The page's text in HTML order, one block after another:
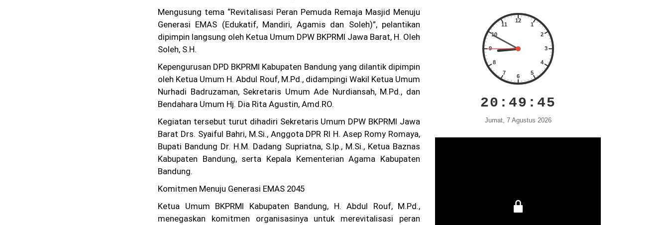
Mengusung tema “Revitalisasi Peran Pemuda Remaja Masjid Menuju
Generasi EMAS (Edukatif, Mandiri, Agamis dan Soleh)”, pelantikan
dipimpin langsung oleh Ketua Umum DPW BKPRMI Jawa Barat, H. Oleh
Soleh, S.H.
Kepengurusan DPD BKPRMI Kabupaten Bandung yang dilantik dipimpin
oleh Ketua Umum H. Abdul Rouf, M.Pd., didampingi Wakil Ketua Umum
Nurhadi Badruzaman, Sekretaris Umum Ade Nurdiansah, M.Pd., dan
Bendahara Umum Hj. Dia Rita Agustin, Amd.RO.
Kegiatan tersebut turut dihadiri Sekretaris Umum DPW BKPRMI Jawa
Barat Drs. Syaiful Bahri, M.Si., Anggota DPR RI H. Asep Romy Romaya,
Bupati Bandung Dr. H.M. Dadang Supriatna, S.Ip., M.Si., Ketua Baznas
Kabupaten Bandung, serta Kepala Kementerian Agama Kabupaten
Bandung.
Komitmen Menuju Generasi EMAS 2045
Ketua Umum BKPRMI Kabupaten Bandung, H. Abdul Rouf, M.Pd.,
menegaskan komitmen organisasinya untuk merevitalisasi peran
20:49:46
Jumat, 7 Agustus 2026